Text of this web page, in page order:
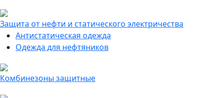
Защита от нефти и статического электричества
Антистатическая одежда
Одежда для нефтяников
Комбинезоны защитные